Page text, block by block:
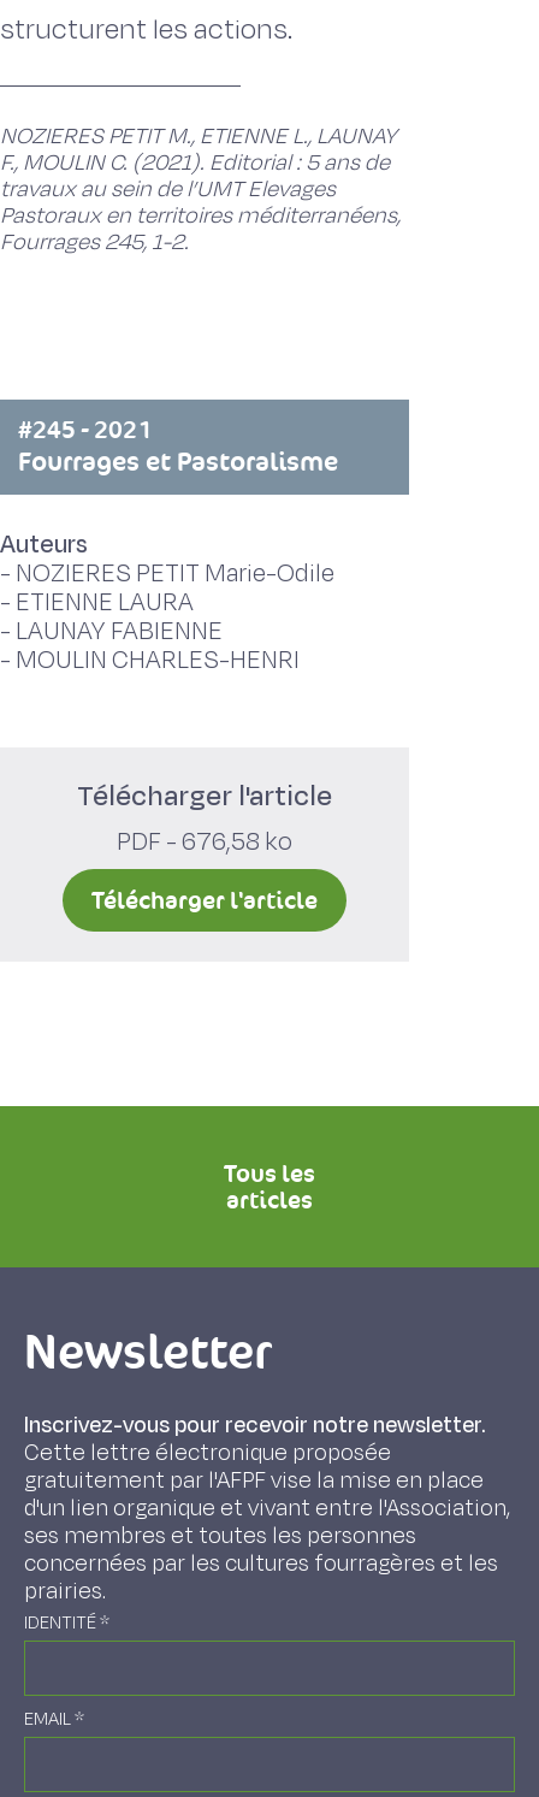
structurent les actions.
NOZIERES PETIT M., ETIENNE L., LAUNAY
F., MOULIN C. (2021). Editorial : 5 ans de
travaux au sein de l’UMT Elevages
Pastoraux en territoires méditerranéens,
Fourrages 245, 1-2.
#245 - 2021
Fourrages et Pastoralisme
Auteurs
- NOZIERES PETIT Marie-Odile
- ETIENNE LAURA
- LAUNAY FABIENNE
- MOULIN CHARLES-HENRI
Télécharger l'article
PDF - 676,58 ko
Télécharger l'article
Tous les
articles
Newsletter
Inscrivez-vous pour recevoir notre newsletter.
Cette lettre électronique proposée
gratuitement par l'AFPF vise la mise en place
d'un lien organique et vivant entre l'Association,
ses membres et toutes les personnes
concernées par les cultures fourragères et les
prairies.
IDENTITÉ*
EMAIL*